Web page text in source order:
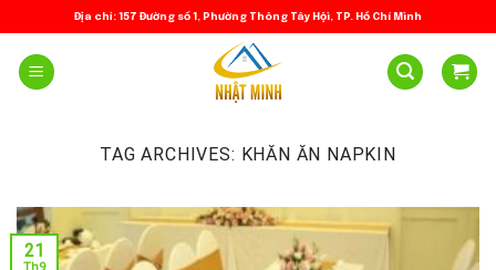
to
content
Địa chỉ: 157 Đường số 1, Phường Thông Tây Hội, TP. Hồ Chí Minh
TAG ARCHIVES: KHĂN ĂN NAPKIN
21
Th9